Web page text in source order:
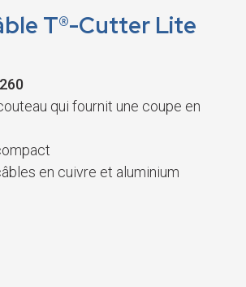
T®-Cutter Lite
qui fournit une coupe en
en cuivre et aluminium